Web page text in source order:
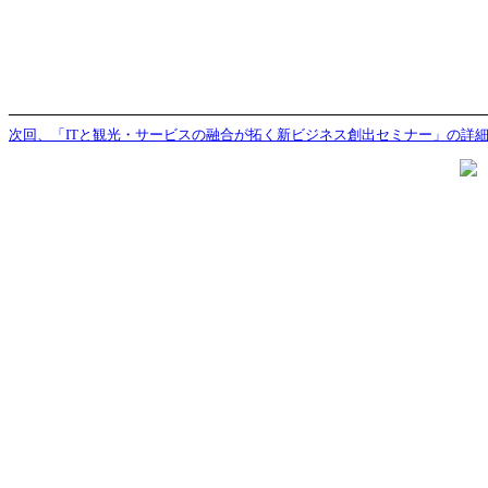
——————————————————————
次回、「ITと観光・サービスの融合が拓く新ビジネス創出セミナー」の詳